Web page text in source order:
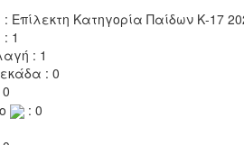
: Επίλεκτη Κατηγορία Παίδων Κ-17
1
: 1
: 0
: 0